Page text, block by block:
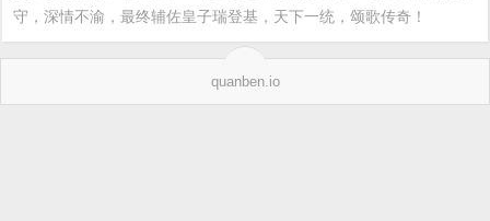
守，深情不渝，最终辅佐皇子瑞登基，天下一统，颂歌传奇！
quanben.io